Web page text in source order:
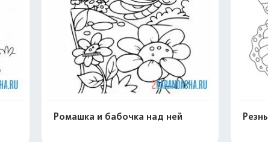
Ромашка и бабочка над ней